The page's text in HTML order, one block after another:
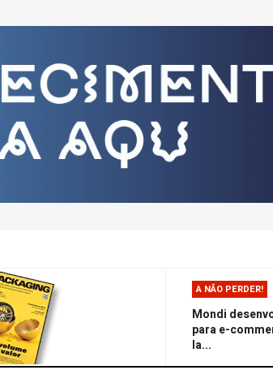
A NÃO PERDER!
Mondi
para e-
la...